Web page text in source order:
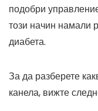
подобри
този начин намали
диабета.
За да разберете
канела, вижте